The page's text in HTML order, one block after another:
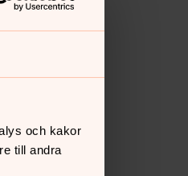
och kakor
till andra